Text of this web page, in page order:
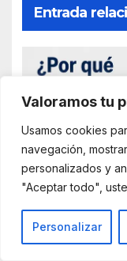
Valoramos tu
Usamos cookies
navegación,
personalizados y
"Aceptar todo",
Personalizar
Entrada
AGENCIAS DE
ENTREVISTA DE
¿Por qué
nombre